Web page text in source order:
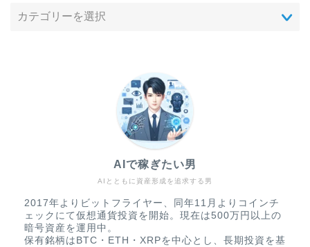
AIとともに資産形成を追求する男
AIで稼ぎたい男
2017年よりビットフライヤー、同年11月よりコインチ
ェックにて仮想通貨投資を開始。現在は500万円以上の
暗号資産を運用中。
保有銘柄はBTC・ETH・XRPを中心とし、長期投資を基